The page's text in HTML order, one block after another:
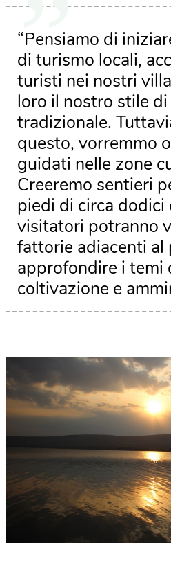
“Pensiamo di
di turismo locali,
turisti nei nostri
loro il nostro stile
tradizionale.
questo, vorremmo
guidati nelle zone
Creeremo sentieri
piedi di circa dodici
visitatori potranno
fattorie adiacenti al
approfondire i temi
coltivazione e